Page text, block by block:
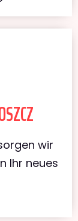
wir
Ihr neues